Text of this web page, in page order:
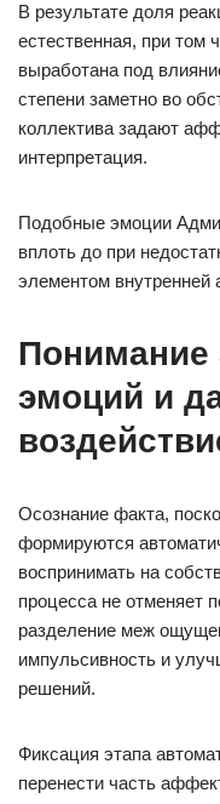
В результате доля
естественная, при том
выработана под
степени заметно во
коллектива задают
интерпретация.
Подобные эмоции
вплоть до при
элементом внутренней
Понимание
эмоций и
Осознание факта,
формируются
воспринимать на
процесса не отменяет
разделение меж
импульсивность и
решений.
Фиксация этапа
перенести часть